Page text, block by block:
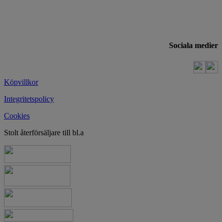
Sociala medier
Köpvillkor
Integritetspolicy
Cookies
Stolt återförsäljare till bl.a